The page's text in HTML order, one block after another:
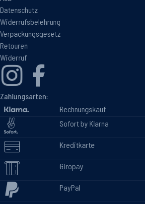
Datenschutz
Widerrufsbelehrung
Verpackungsgesetz
Retouren
Widerruf
Zahlungsarten:
Rechnungskauf
Sofort by Klarna
Kreditkarte
Giropay
PayPal